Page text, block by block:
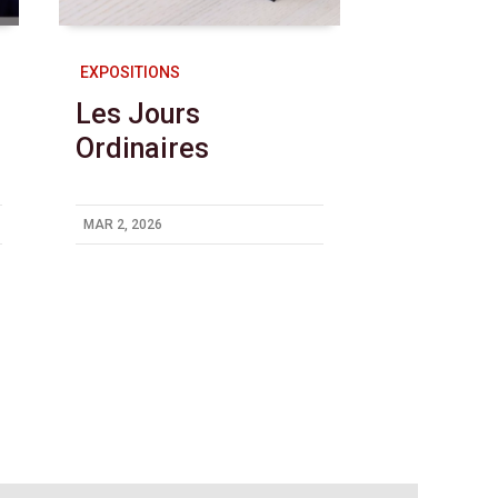
EXPOSITIONS
Les Jours
Ordinaires
MAR 2, 2026